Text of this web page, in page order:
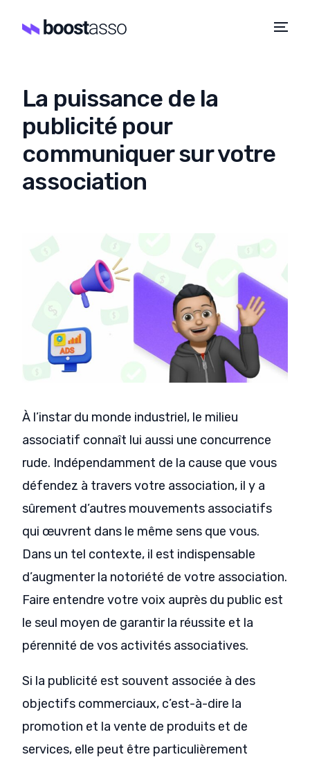
La puissance de la
publicité pour
communiquer sur votre
association
À l’instar du monde industriel, le milieu
associatif connaît lui aussi une concurrence
rude. Indépendamment de la cause que vous
défendez à travers votre association, il y a
sûrement d’autres mouvements associatifs
qui œuvrent dans le même sens que vous.
Dans un tel contexte, il est indispensable
d’augmenter la notoriété de votre association.
Faire entendre votre voix auprès du public est
le seul moyen de garantir la réussite et la
pérennité de vos activités associatives.
Si la publicité est souvent associée à des
objectifs commerciaux, c’est-à-dire la
promotion et la vente de produits et de
services, elle peut être particulièrement